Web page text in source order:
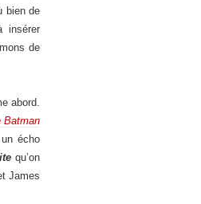
bien de
insérer
de
abord.
Batman
écho
qu’on
James